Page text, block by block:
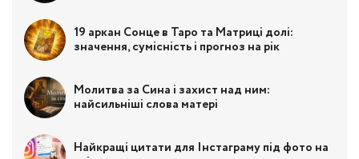
19 аркан Сонце в Таро та Матриці долі:
значення, сумісність і прогноз на рік
Молитва за Сина і захист над ним:
найсильніші слова матері
Найкращі цитати для Інстаграму під фото на